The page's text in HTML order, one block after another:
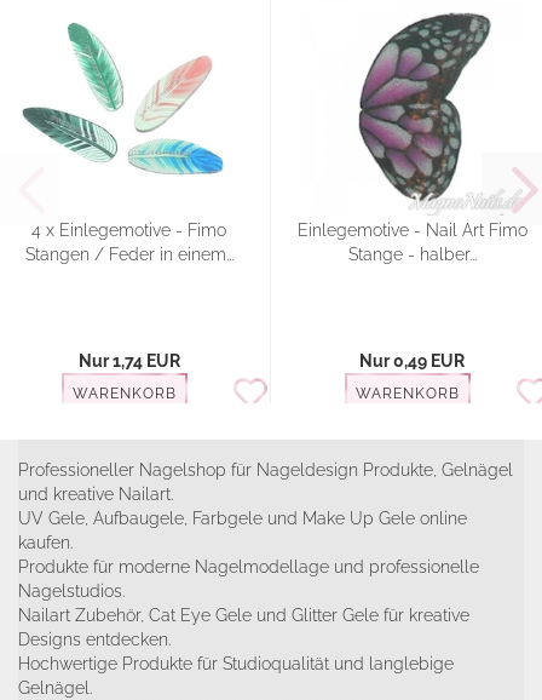
4 x Einlegemotive - Fimo
Stangen / Feder in einem...
Nur 1,74 EUR
WARENKORB
Einlegemotive - Nail Art Fimo
Stange - halber...
Nur 0,49 EUR
WARENKORB
Professioneller Nagelshop für Nageldesign Produkte, Gelnägel
und kreative Nailart.
UV Gele, Aufbaugele, Farbgele und Make Up Gele online
kaufen.
Produkte für moderne Nagelmodellage und professionelle
Nagelstudios.
Nailart Zubehör, Cat Eye Gele und Glitter Gele für kreative
Designs entdecken.
Hochwertige Produkte für Studioqualität und langlebige
Gelnägel.